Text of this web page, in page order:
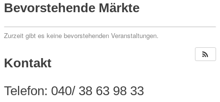
Bevorstehende Märkte
Zurzeit gibt es keine bevorstehenden Veranstaltungen.
Kontakt
Telefon: 040/ 38 63 98 33